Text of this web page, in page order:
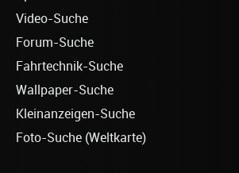
Video-Suche
Forum-Suche
Fahrtechnik-Suche
Wallpaper-Suche
Kleinanzeigen-Suche
Foto-Suche (Weltkarte)